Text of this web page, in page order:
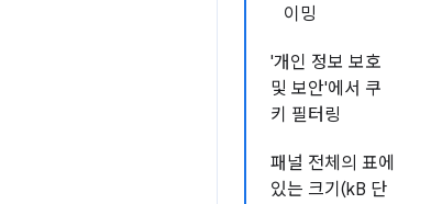
이밍
'개인 정보 보호
및 보안'에서 쿠
키 필터링
패널 전체의 표에
있는 크기(kB 단